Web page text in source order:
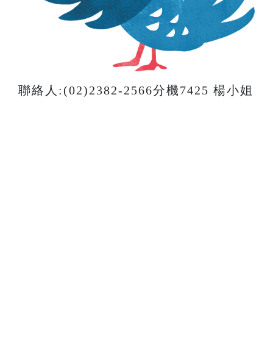
聯絡人:(02)2382-2566分機7425 楊小姐